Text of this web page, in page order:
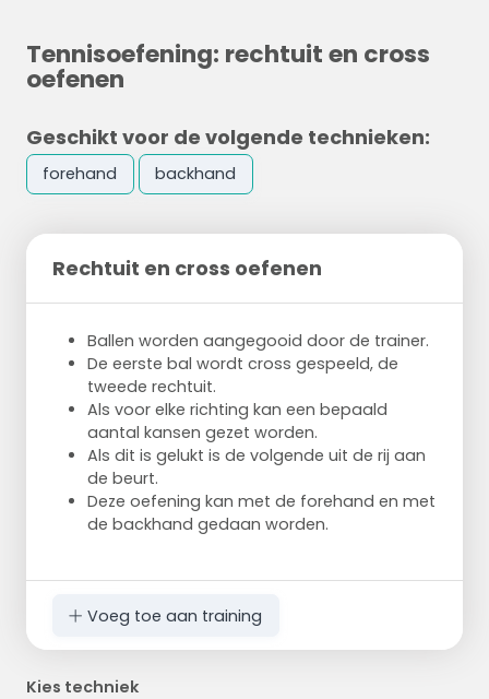
Tennisoefening: rechtuit en cross
oefenen
Geschikt voor de volgende technieken:
forehand backhand
Rechtuit en cross oefenen
Ballen worden aangegooid door de trainer.
De eerste bal wordt cross gespeeld, de
tweede rechtuit.
Als voor elke richting kan een bepaald
aantal kansen gezet worden.
Als dit is gelukt is de volgende uit de rij aan
de beurt.
Deze oefening kan met de forehand en met
de backhand gedaan worden.
Voeg toe aan training
Kies techniek